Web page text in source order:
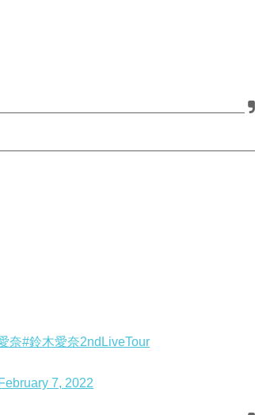
奈#鈴木愛奈2ndLiveTour
February 7, 2022